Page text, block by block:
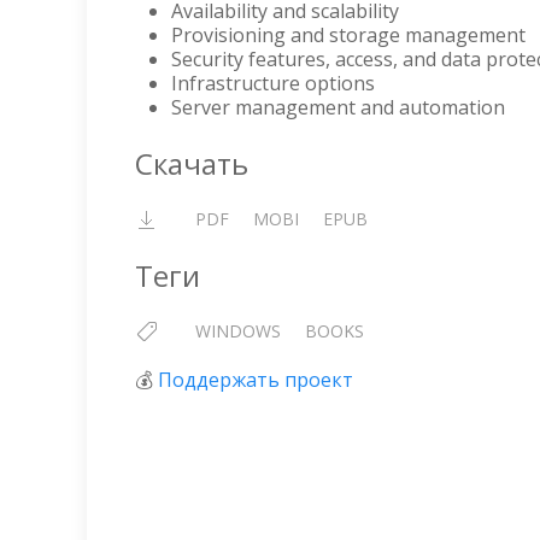
Availability and scalability
Provisioning and storage management
Security features, access, and data
Infrastructure options
Server management and automation
Скачать
PDF MOBI EPUB
Теги
WINDOWS BOOKS
💰 Поддержать проект